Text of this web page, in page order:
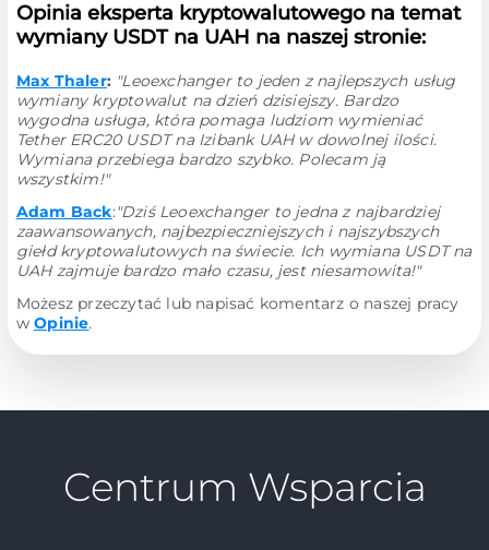
Opinia eksperta kryptowalutowego na temat
wymiany USDT na UAH na naszej stronie:
Max Thaler: "Leoexchanger to jeden z najlepszych usług
wymiany kryptowalut na dzień dzisiejszy. Bardzo
wygodna usługa, która pomaga ludziom wymieniać
Tether ERC20 USDT na Izibank UAH w dowolnej ilości.
Wymiana przebiega bardzo szybko. Polecam ją
wszystkim!"
Adam Back:"Dziś Leoexchanger to jedna z najbardziej
zaawansowanych, najbezpieczniejszych i najszybszych
giełd kryptowalutowych na świecie. Ich wymiana USDT na
UAH zajmuje bardzo mało czasu, jest niesamowita!"
Możesz przeczytać lub napisać komentarz o naszej pracy
wOpinie.
Centrum Wsparcia